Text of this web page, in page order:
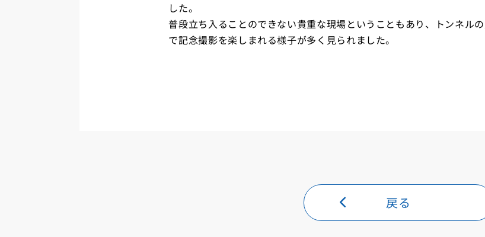
した。
普段立ち入ることのできない貴重な現場ということもあり、トンネル
で記念撮影を楽しまれる様子が多く見られました。
戻る